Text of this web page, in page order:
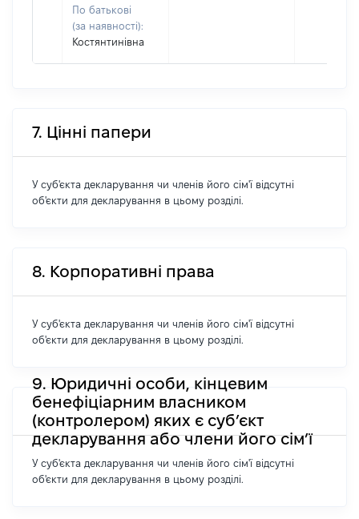
По батькові
(за наявності):
Костянтинівна
7. Цінні папери
У суб'єкта декларування чи членів його сім'ї відсутні
об'єкти для декларування в цьому розділі.
8. Корпоративні права
У суб'єкта декларування чи членів його сім'ї відсутні
об'єкти для декларування в цьому розділі.
9. Юридичні особи, кінцевим
бенефіціарним власником
(контролером) яких є суб’єкт
декларування або члени його сім’ї
У суб'єкта декларування чи членів його сім'ї відсутні
об'єкти для декларування в цьому розділі.